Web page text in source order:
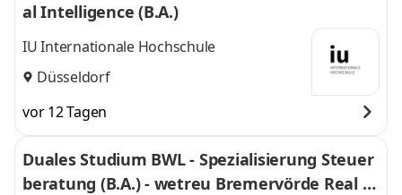
al Intelligence (B.A.)
IU Internationale Hochschule
Düsseldorf
vor 12 Tagen
Duales Studium BWL - Spezialisierung Steuer
beratung (B.A.) - wetreu Bremervörde Real Tr